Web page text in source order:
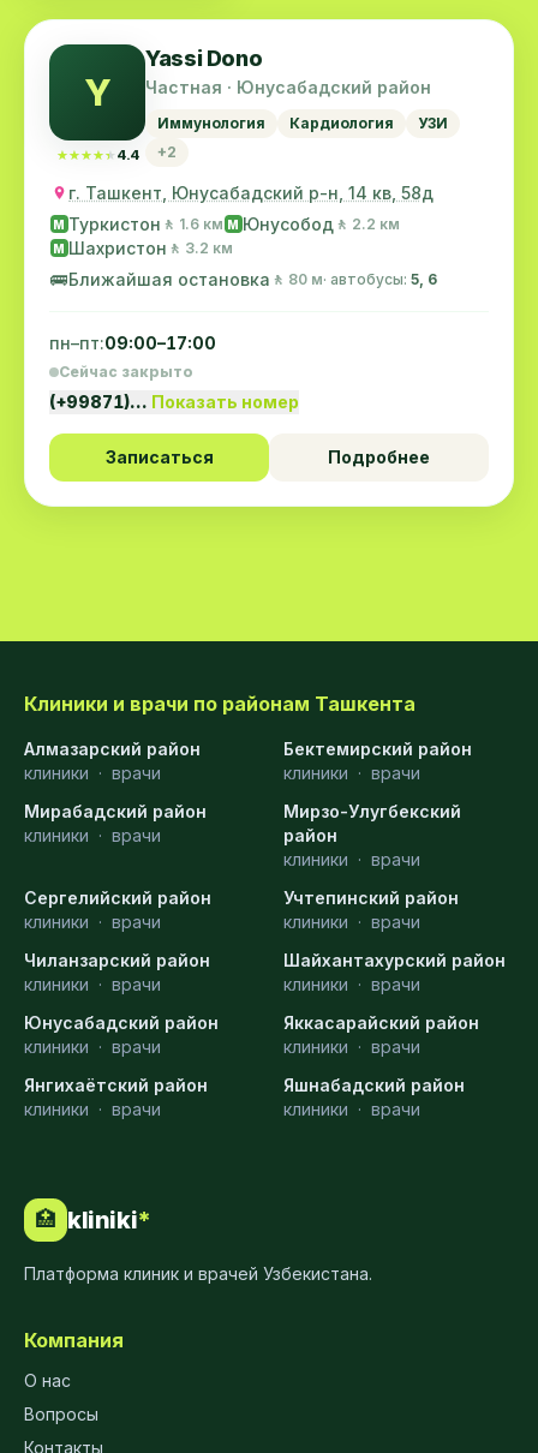
Y
★★★★★
★★★★★ 4.4
Yassi Dono
Частная · Юнусабадский район
Иммунология Кардиология
УЗИ
+2
г. Ташкент, Юнусабадский р-н, 14 кв, 58д
M Туркистон 🚶 1.6 км M Юнусобод 🚶 2.2 км
M Шахристон 🚶 3.2 км
🚌Ближайшая остановка 🚶 80 м· автобусы: 5, 6
пн–пт:09:00–17:00
Сейчас закрыто
(+99871)… Показать номер
Записаться Подробнее
Клиники и врачи по районам Ташкента
Алмазарский район
клиники · врачи
Бектемирский район
клиники · врачи
Мирабадский район
клиники · врачи
Мирзо-Улугбекский
район
клиники · врачи
Сергелийский район
клиники · врачи
Учтепинский район
клиники · врачи
Чиланзарский район
клиники · врачи
Шайхантахурский район
клиники · врачи
Юнусабадский район
клиники · врачи
Яккасарайский район
клиники · врачи
Янгихаётский район
клиники · врачи
Яшнабадский район
клиники · врачи
🏥 kliniki*
Платформа клиник и врачей Узбекистана.
Компания
О нас
Вопросы
Контакты